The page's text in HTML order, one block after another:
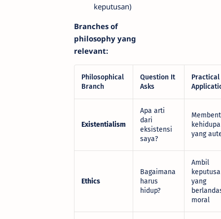
keputusan)
Branches of
philosophy yang
relevant:
Philosophical
Branch
Question It
Asks
Practical
Existentialism
Apa arti
dari
eksistensi
saya?
yang
Ethics
Bagaimana
harus
hidup?
Ambil
yang
moral